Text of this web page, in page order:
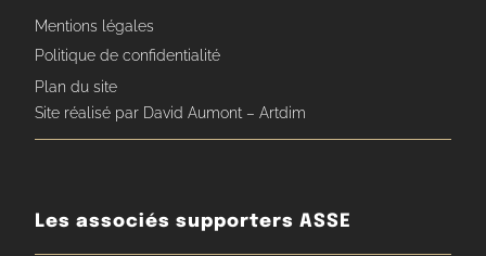
Mentions légales
Politique de confidentialité
Plan du site
Site réalisé par David Aumont – Artdim
Les associés supporters ASSE